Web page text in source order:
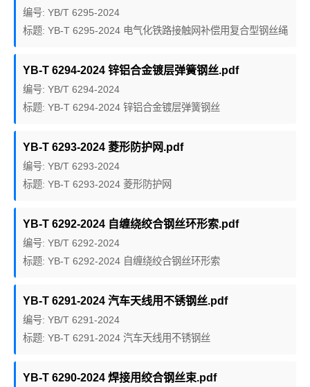
编号: YB/T 6295-2024
标题: YB-T 6295-2024 电气化铁路接触网补偿用复合型钢丝绳
YB-T 6294-2024 锌铝合金镀层弹簧钢丝.pdf
编号: YB/T 6294-2024
标题: YB-T 6294-2024 锌铝合金镀层弹簧钢丝
YB-T 6293-2024 菱形防护网.pdf
编号: YB/T 6293-2024
标题: YB-T 6293-2024 菱形防护网
YB-T 6292-2024 自缠绕绞合钢丝环形索.pdf
编号: YB/T 6292-2024
标题: YB-T 6292-2024 自缠绕绞合钢丝环形索
YB-T 6291-2024 汽车天线用不锈钢丝.pdf
编号: YB/T 6291-2024
标题: YB-T 6291-2024 汽车天线用不锈钢丝
YB-T 6290-2024 焊接用绞合钢丝束.pdf